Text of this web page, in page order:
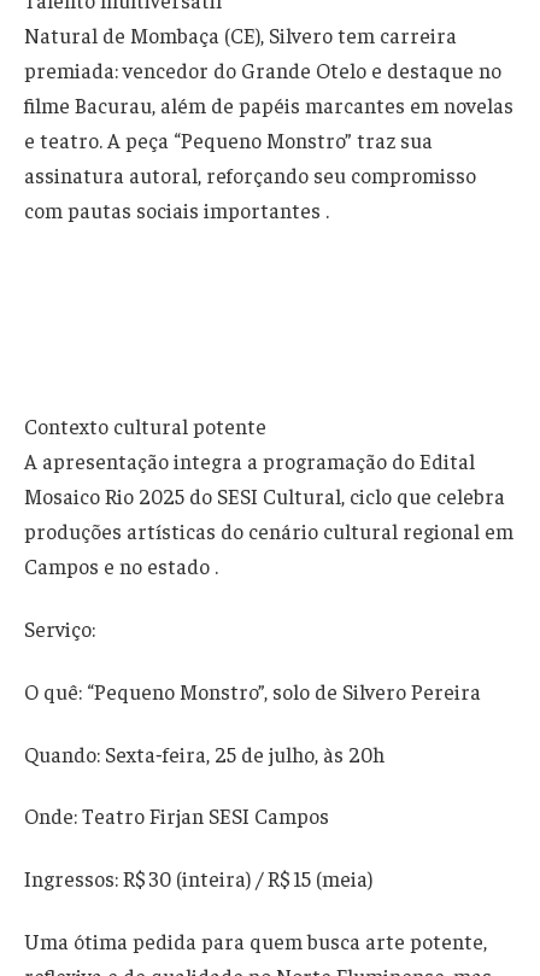
Natural de Mombaça (CE), Silvero tem carreira
premiada: vencedor do Grande Otelo e destaque no
filme Bacurau, além de papéis marcantes em novelas
e teatro. A peça “Pequeno Monstro” traz sua
assinatura autoral, reforçando seu compromisso
com pautas sociais importantes .
Contexto cultural potente
A apresentação integra a programação do Edital
Mosaico Rio 2025 do SESI Cultural, ciclo que celebra
produções artísticas do cenário cultural regional em
Campos e no estado .
Serviço:
O quê: “Pequeno Monstro”, solo de Silvero Pereira
Quando: Sexta‑feira, 25 de julho, às 20h
Onde: Teatro Firjan SESI Campos
Ingressos: R$ 30 (inteira) / R$ 15 (meia)
Uma ótima pedida para quem busca arte potente,